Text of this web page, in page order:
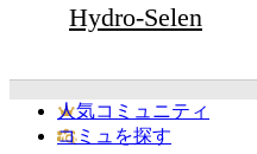
Hydro-Selen
人気コミュニティ
コミュを探す